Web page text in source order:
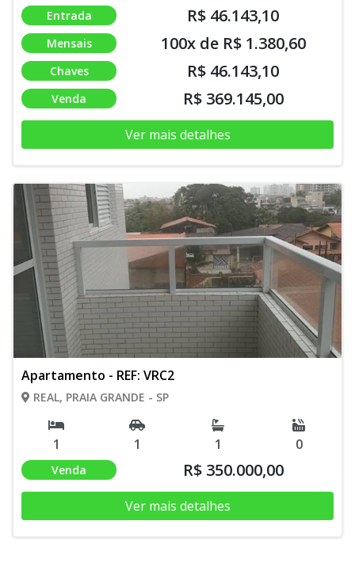
Entrada R$ 46.143,10
Mensais 100x de R$ 1.380,60
Chaves R$ 46.143,10
Venda R$ 369.145,00
Ver mais detalhes
Apartamento - REF: VRC2
REAL, PRAIA GRANDE - SP
1 1 1 0
Venda R$ 350.000,00
Ver mais detalhes